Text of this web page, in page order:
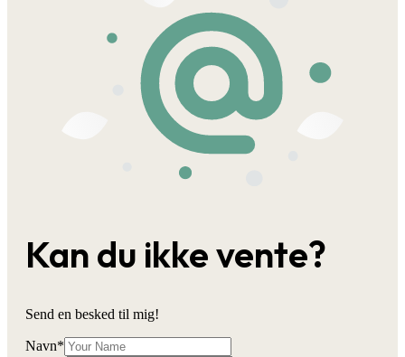
Kan du ikke vente?
Send en besked til mig!
Navn*